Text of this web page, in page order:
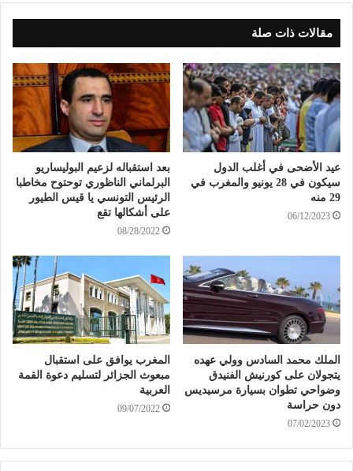
مقالات ذات صلة
عيد الأضحى في أغلب الدول
سيكون في 28 يونيو والمغرب في
29 منه
06/12/2023
بعد استقباله لزعيم البوليساريو
البرلماني الناظوري توحتوح مخاطبا
الرئيس التونسي يا قيس الطيور
على أشكالها تقع
08/28/2022
الملك محمد السادس وولي عهده
يتجولان على كورنيش الفنيدق
وضواحي تطوان بسيارة مرسيديس
دون حراسة
07/02/2023
المغرب يوافق على استقبال
مبعوث الجزائر لتسليم دعوة القمة
العربية
09/07/2022